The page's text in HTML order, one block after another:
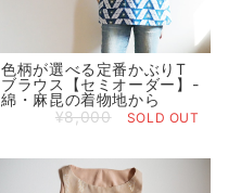
色柄が選べる定番かぶりT
ブラウス【セミオーダー】-
綿・麻昆の着物地から
¥8,000
SOLD OUT